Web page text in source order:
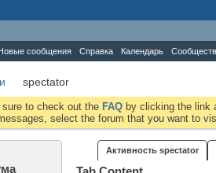
сообщения Справка Календарь
spectator
to check out the FAQ by clicking the link
select the forum that you want to
Активность spectator